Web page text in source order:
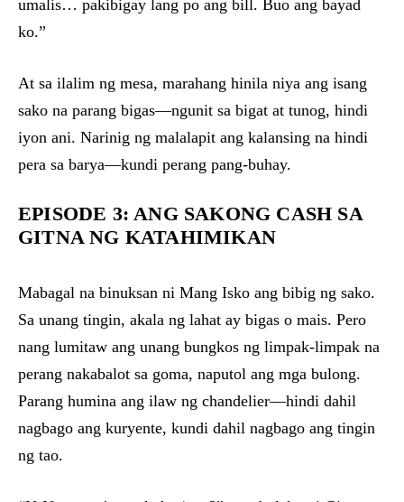
umalis… pakibigay lang po ang bill. Buo ang bayad
ko.”
At sa ilalim ng mesa, marahang hinila niya ang isang
sako na parang bigas—ngunit sa bigat at tunog, hindi
iyon ani. Narinig ng malalapit ang kalansing na hindi
pera sa barya—kundi perang pang-buhay.
EPISODE 3: ANG SAKONG CASH SA
GITNA NG KATAHIMIKAN
Mabagal na binuksan ni Mang Isko ang bibig ng sako.
Sa unang tingin, akala ng lahat ay bigas o mais. Pero
nang lumitaw ang unang bungkos ng limpak-limpak na
perang nakabalot sa goma, naputol ang mga bulong.
Parang humina ang ilaw ng chandelier—hindi dahil
nagbago ang kuryente, kundi dahil nagbago ang tingin
ng tao.